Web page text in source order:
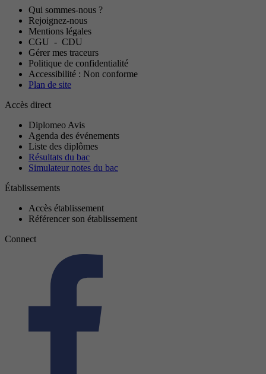
Qui sommes-nous ?
Rejoignez-nous
Mentions légales
CGU - CDU
Gérer mes traceurs
Politique de confidentialité
Accessibilité : Non conforme
Plan de site
Accès direct
Diplomeo Avis
Agenda des événements
Liste des diplômes
Résultats du bac
Simulateur notes du bac
Établissements
Accès établissement
Référencer son établissement
Connect